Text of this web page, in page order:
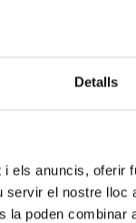
Detalls
els anuncis,
el nostre
la poden
la salud oral,
de la piel:
comunidades
su
.
urogenital: